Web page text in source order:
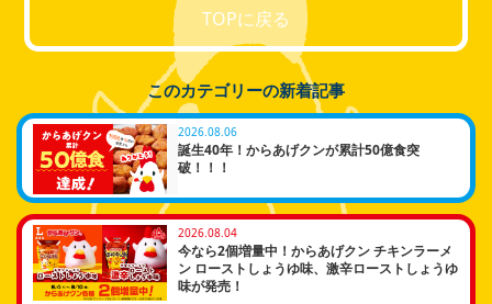
TOPに戻る
このカテゴリーの新着記事
2026.08.06
誕生40年！からあげクンが累計50億食突
破！！！
2026.08.04
今なら2個増量中！からあげクン チキンラーメ
ン ローストしょうゆ味、激辛ローストしょうゆ
味が発売！